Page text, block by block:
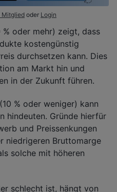
Mitgliedoder Login
oder mehr) zeigt, dass
kostengünstig
durchsetzen kann. Dies
am Markt hin und
in der Zukunft führen.
% oder weniger) kann
hindeuten. Gründe hierfür
und Preissenkungen
niedrigeren Bruttomarge
solche mit höheren
schlecht ist, hängt von